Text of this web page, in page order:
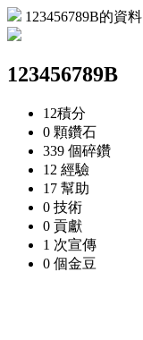
123456789B的資料
123456789B
12積分
0 顆鑽石
339 個碎鑽
12 經驗
17 幫助
0 技術
0 貢獻
1 次宣傳
0 個金豆